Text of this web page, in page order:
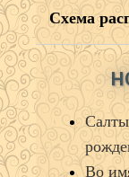
Схема
Во